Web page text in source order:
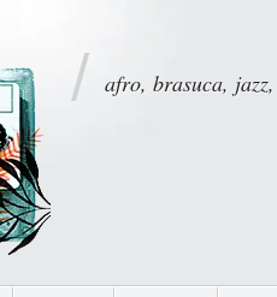
afro, brasuca,